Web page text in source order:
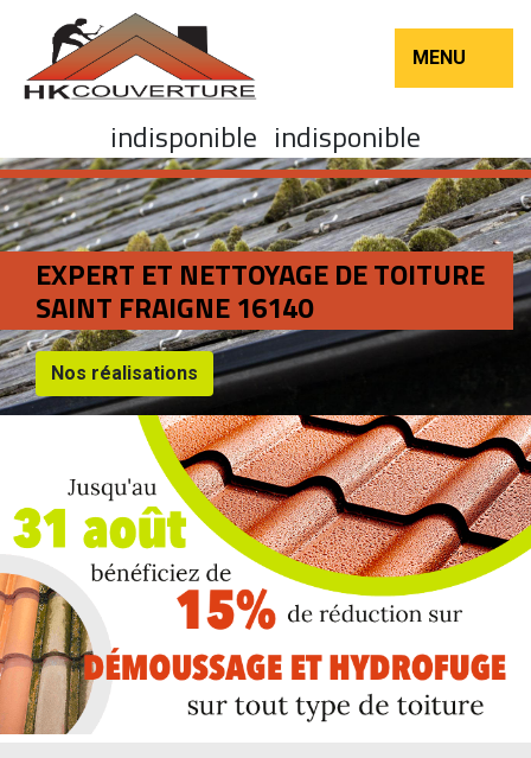
MENU
indisponible indisponible
EXPERT ET NETTOYAGE DE TOITURE
SAINT FRAIGNE 16140
Nos réalisations